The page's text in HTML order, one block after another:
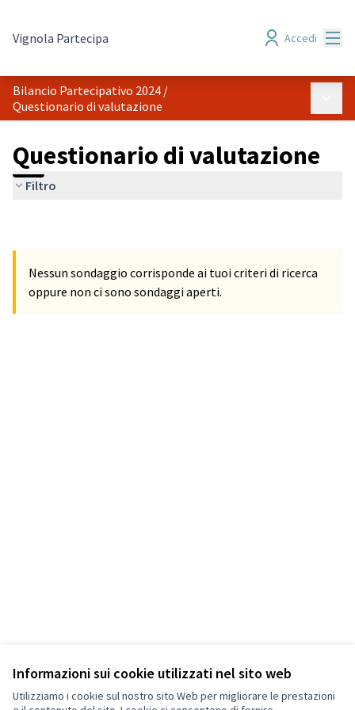
Informazioni sui cookie utilizzati nel sito web
Utilizziamo i cookie sul nostro sito Web per migliorare le prestazioni
Vignola Partecipa Accedi
Bilancio Partecipativo 2024 /
Questionario di valutazione
Questionario di valutazione
Filtro
Nessun sondaggio corrisponde ai tuoi criteri di ricerca
oppure non ci sono sondaggi aperti.